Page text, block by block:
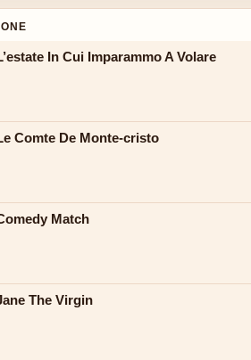
In Cui Imparammo A Volare
Comte De Monte-cristo
Match
The Virgin